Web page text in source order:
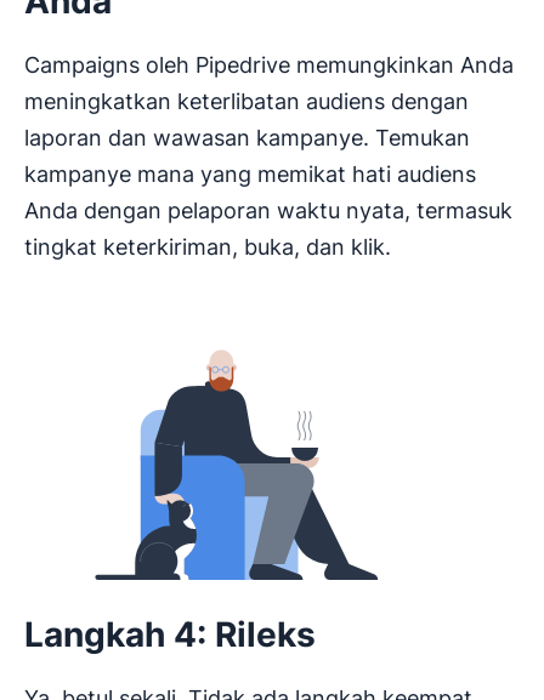
Campaigns oleh Pipedrive memungkinkan Anda
meningkatkan keterlibatan audiens dengan
laporan dan wawasan kampanye. Temukan
kampanye mana yang memikat hati audiens
Anda dengan pelaporan waktu nyata, termasuk
tingkat keterkiriman, buka, dan klik.
Langkah 4: Rileks